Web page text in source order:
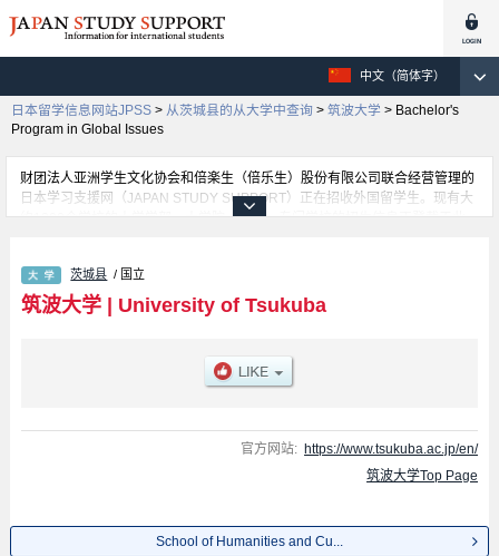
中文（简体字）
日本留学信息网站JPSS > 从茨城县的从大学中查询 > 筑波大学 > Bachelor's
Program in Global Issues
财团法人亚洲学生文化协会和倍楽生（倍乐生）股份有限公司联合经营管理的
日本学习支援网（JAPAN STUDY SUPPORT）正在招收外国留学生。现有大
约1300个学校的大学学部、大学院、短大、专门学校的招生信息正登载于此
学部、School of Human Sciences 学部、School of Science and
Engineering 学部、School of Medicine and Health Sciences 学部、School
of Physical Education, Health and Sport Sciences 学部、School of Art and
International Studies 学部、School of Life and Environmental Sciences 学
部、Japan-Expert Program 学部、Bachelor's Program in Global Issues 学
都登载于此，请务必查阅和利用此网。
茨城县 / 国立
筑波大学| University of Tsukuba
官方网站: https://www.tsukuba.ac.jp/en/
筑波大学Top Page
School of Humanities and Cu...